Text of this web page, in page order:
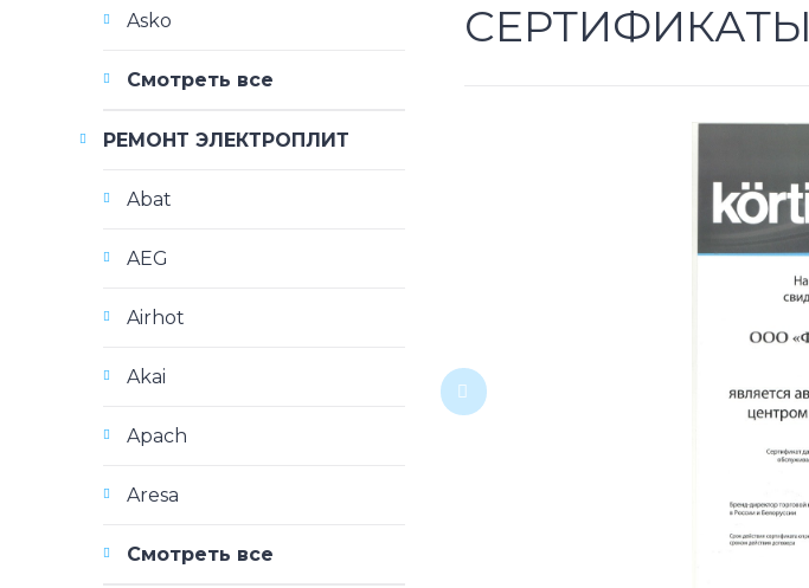
СЕРТИФИКАТЫ
Asko
Смотреть все
РЕМОНТ ЭЛЕКТРОПЛИТ
Abat
AEG
Airhot
Akai
Apach
Aresa
Смотреть все